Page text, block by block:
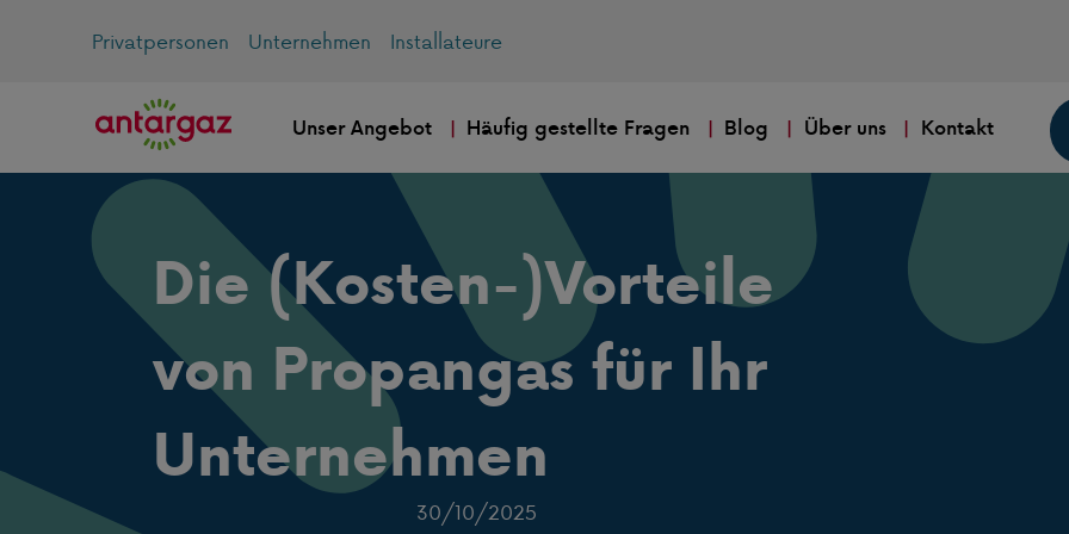
Privatpersonen Unternehmen Installateure
Unser Angebot Häufig gestellte Fragen Blog Über uns Kontakt
Die (Kosten-)Vorteile
von Propangas für Ihr
Unternehmen
30/10/2025